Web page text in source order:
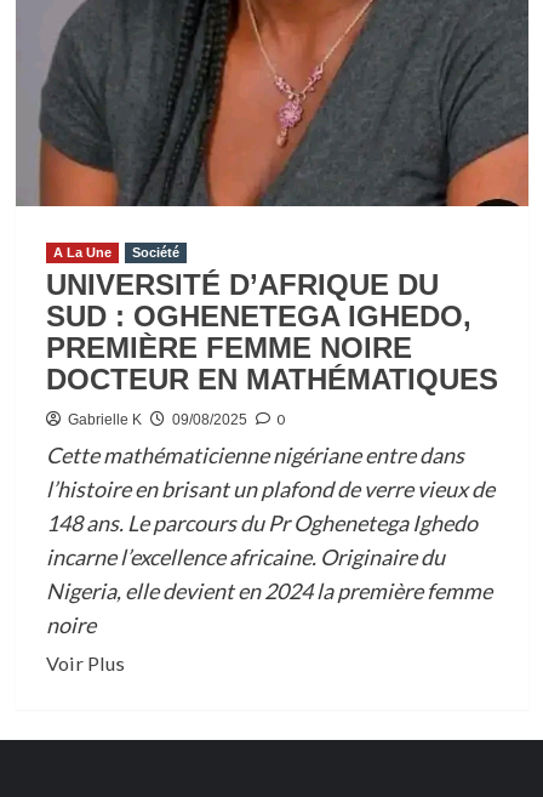
A La Une Société
UNIVERSITÉ D’AFRIQUE DU
SUD : OGHENETEGA IGHEDO,
PREMIÈRE FEMME NOIRE
DOCTEUR EN MATHÉMATIQUES
Gabrielle K 09/08/2025 0
Cette mathématicienne nigériane entre dans
l’histoire en brisant un plafond de verre vieux de
148 ans. Le parcours du Pr Oghenetega Ighedo
incarne l’excellence africaine. Originaire du
Nigeria, elle devient en 2024 la première femme
noire
Voir PlusEn